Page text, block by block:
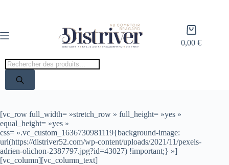
Panier
d’achat
0,00€
Recherche
de
produits
[vc_row full_width= »stretch_row » full_height= »yes »
equal_height= »yes »
css= ».vc_custom_1636730981119{background-image:
url(https://distriver52.com/wp-content/uploads/2021/11/pexels-
adrien-olichon-2387797.jpg?id=43027) !important;} »]
[vc_column][vc_column_text]